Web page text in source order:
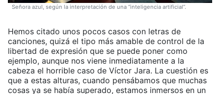
Señora azul, según la interpretación de una “inteligencia artificial”.
Hemos citado unos pocos casos con letras de
canciones, quizá el tipo más amable de control de la
libertad de expresión que se puede poner como
ejemplo, aunque nos viene inmediatamente a la
cabeza el horrible caso de Víctor Jara. La cuestión es
que a estas alturas, cuando pensábamos que muchas
cosas ya se había superado, estamos inmersos en un